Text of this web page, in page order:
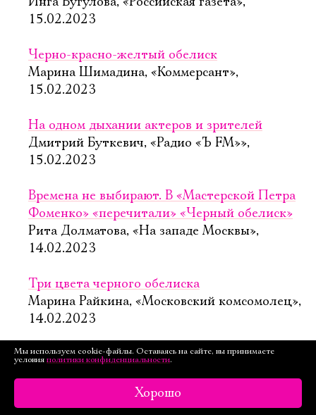
15.02.2023
Черно-красно-желтый обелиск
Марина Шимадина, «Коммерсант»,
15.02.2023
На одном дыхании актеров и зрителей
Дмитрий Буткевич, «Радио «Ъ FM»»,
15.02.2023
Времена не выбирают. В «Мастерской Петра
Фоменко» «перечитали» «Черный обелиск»
Рита Долматова, «На западе Москвы»,
14.02.2023
Три цвета черного обелиска
Марина Райкина, «Московский комсомолец»,
14.02.2023
В «Мастерской Петра Фоменко» прошла
Александра Сидорова, «Бизнес FM»,
13.02.2023
Мы используем cookie-файлы. Оставаясь на сайте, вы принимаете
условия политики конфиденциальности.
Хорошо